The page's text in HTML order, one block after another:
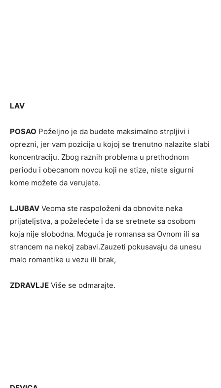
LAV
POSAO Poželjno je da budete maksimalno strpljivi i
oprezni, jer vam pozicija u kojoj se trenutno nalazite slabi
koncentraciju. Zbog raznih problema u prethodnom
periodu i obecanom novcu koji ne stize, niste sigurni
kome možete da verujete.
LJUBAV Veoma ste raspoloženi da obnovite neka
prijateljstva, a poželećete i da se sretnete sa osobom
koja nije slobodna. Moguća je romansa sa Ovnom ili sa
strancem na nekoj zabavi.Zauzeti pokusavaju da unesu
malo romantike u vezu ili brak,
ZDRAVLJE Više se odmarajte.